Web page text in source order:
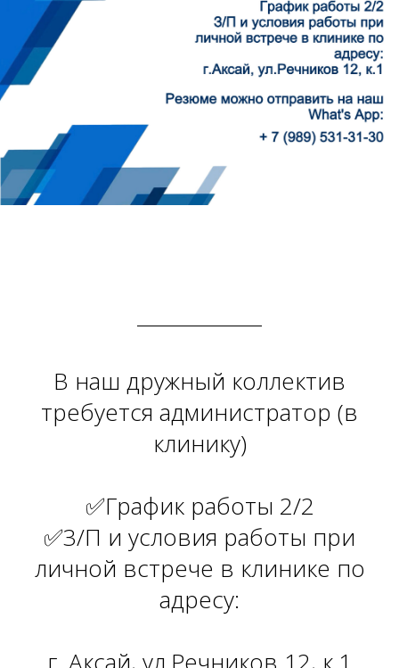
В наш дружный коллектив
требуется администратор (в
клинику)
✅График работы 2/2
✅3/П и условия работы при
личной встрече в клинике по
адресу: